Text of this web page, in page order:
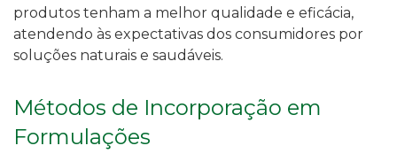
produtos tenham a melhor qualidade e eficácia,
atendendo às expectativas dos consumidores por
soluções naturais e saudáveis.
Métodos de Incorporação em
Formulações